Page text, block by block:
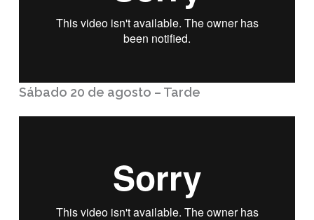
Sábado 20 de agosto – Tarde